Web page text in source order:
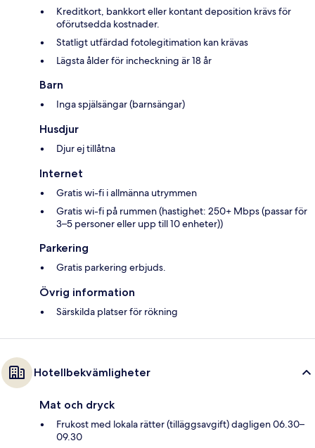
Kreditkort, bankkort eller kontant deposition krävs för
oförutsedda kostnader.
Statligt utfärdad fotolegitimation kan krävas
Lägsta ålder för incheckning är 18 år
Barn
Inga spjälsängar (barnsängar)
Husdjur
Djur ej tillåtna
Internet
Gratis wi-fi i allmänna utrymmen
Gratis wi-fi på rummen (hastighet: 250+ Mbps (passar för
3–5 personer eller upp till 10 enheter))
Parkering
Gratis parkering erbjuds.
Övrig information
Särskilda platser för rökning
Hotellbekvämligheter
Mat och dryck
Frukost med lokala rätter (tilläggsavgift) dagligen 06.30–
09.30